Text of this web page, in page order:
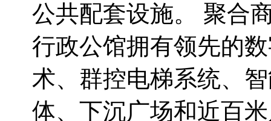
公共配套设施。 聚合
行政公馆拥有领先的
术、群控电梯系统、
体、下沉广场和近百